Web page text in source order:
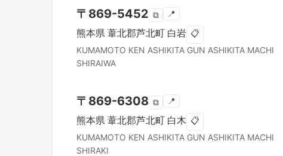
〒 869-5452 ⧉ 📍
熊本県 葦北郡芦北町 白岩 📋
KUMAMOTO KEN ASHIKITA GUN ASHIKITA MACHI
SHIRAIWA
〒 869-6308 ⧉ 📍
熊本県 葦北郡芦北町 白木 📋
KUMAMOTO KEN ASHIKITA GUN ASHIKITA MACHI
SHIRAKI